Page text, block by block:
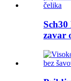
zavar